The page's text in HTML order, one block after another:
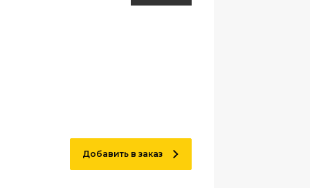
Добавить в заказ